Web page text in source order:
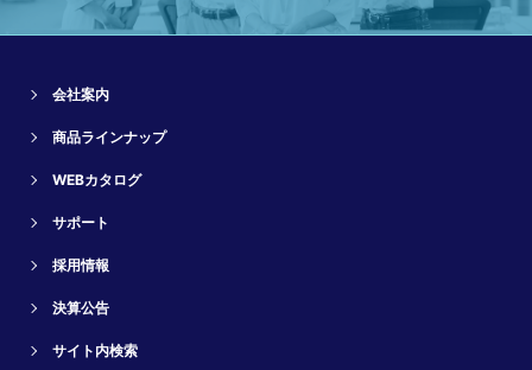
会社案内
商品ラインナップ
WEBカタログ
サポート
採用情報
決算公告
サイト内検索